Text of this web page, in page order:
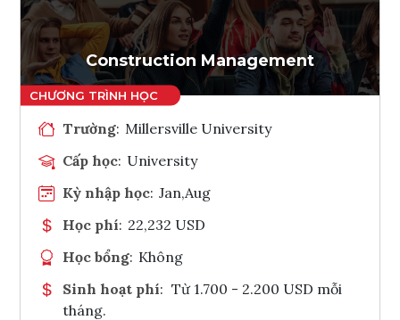
Tham vấn Interlink
Construction Management
Trường: Millersville University
Cấp học: University
Kỳ nhập học: Jan,Aug
Học phí: 22,232 USD
Học bổng: Không
Sinh hoạt phí: Từ 1.700 - 2.200 USD mỗi
tháng.